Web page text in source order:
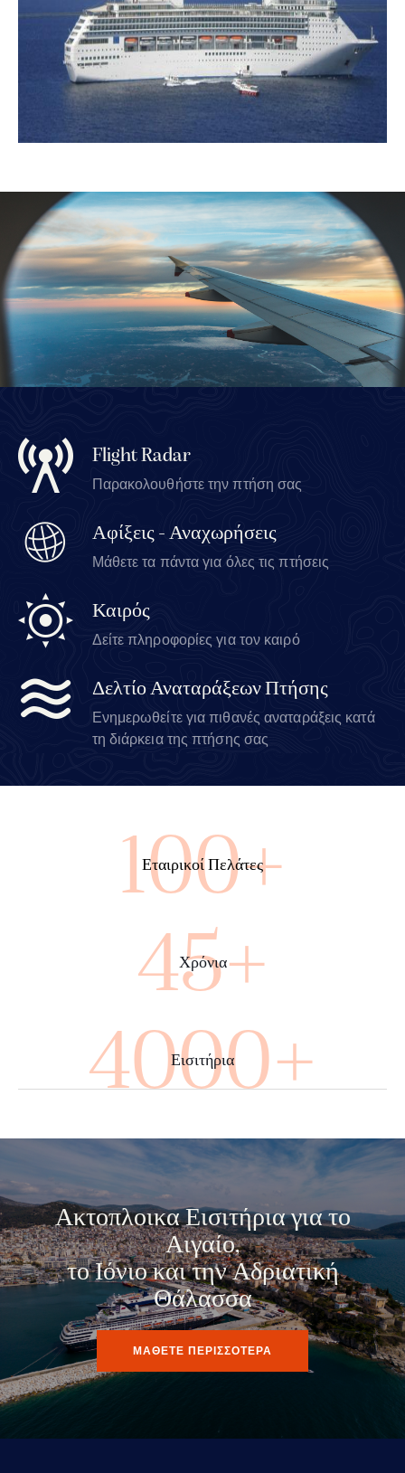
Flight Radar
Παρακολουθήστε την πτήση σας
Αφίξεις - Αναχωρήσεις
Μάθετε τα πάντα για όλες τις πτήσεις
Καιρός
Δείτε πληροφορίες για τον καιρό
Δελτίο Αναταράξεων Πτήσης
Ενημερωθείτε για πιθανές αναταράξεις κατά
τη διάρκεια της πτήσης σας
100+
Εταιρικοί Πελάτες
45+
Χρόνια
4000+
Εισιτήρια
Ακτοπλοικα Εισιτήρια για το
Αιγαίο,
το Ιόνιο και την Αδριατική
Θάλασσα
ΜΑΘΕΤΕ ΠΕΡΙΣΣΟΤΕΡΑ